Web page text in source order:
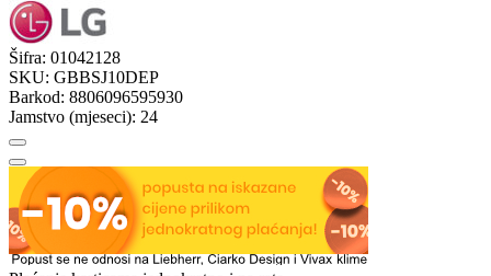
Šifra: 01042128
SKU: GBBSJ10DEP
Barkod: 8806096595930
Jamstvo (mjeseci): 24